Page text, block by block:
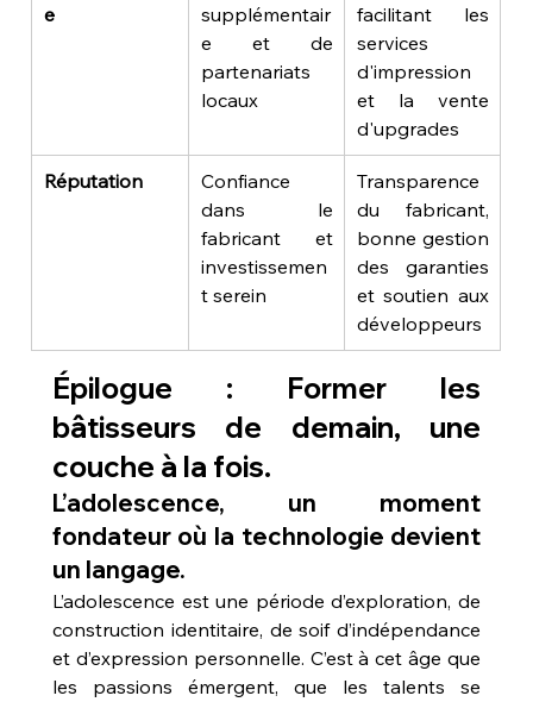
e
supplémentair
e et de
partenariats
locaux
facilitant les
services
d'impression
et la vente
d'upgrades
Réputation
Confiance
dans le
fabricant et
investissemen
t serein
Transparence
du fabricant,
bonne gestion
des garanties
et soutien aux
développeurs
Épilogue : Former les
bâtisseurs de demain, une
couche à la fois.
L’adolescence, un moment
fondateur où la technologie devient
un langage.
L’adolescence est une période d’exploration, de
construction identitaire, de soif d’indépendance
et d’expression personnelle. C’est à cet âge que
les passions émergent, que les talents se